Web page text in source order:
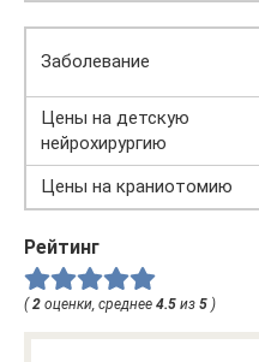
Заболевание
Цены на детскую
нейрохирургию
Цены на краниотомию
Рейтинг
(2 оценки, среднее 4.5 из 5 )